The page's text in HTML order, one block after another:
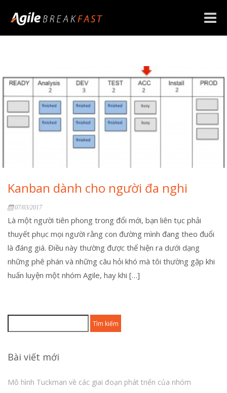
Toggle
Kanban dành cho người đa nghi
07/03/2017
Là một người tiên phong trong đổi mới, bạn liên tục phải
thuyết phục mọi người rằng con đường mình đang theo đuổi
là đáng giá. Điều này thường được thể hiện ra dưới dạng
những phê phán và những câu hỏi khó mà tôi thường gặp khi
huấn luyện một nhóm Agile, hay khi […]
kiếm
Bài viết mới
Mô hình Tuckman về các giai đoạn phát triển của nhóm